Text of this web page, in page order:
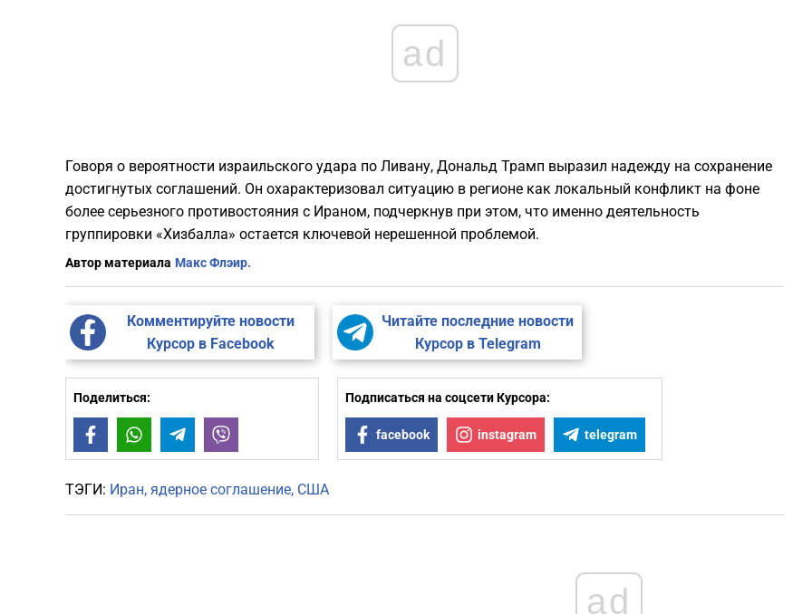
ad
Говоря о вероятности израильского удара по Ливану, Дональд Трамп выразил надежду на сохранение
достигнутых соглашений. Он охарактеризовал ситуацию в регионе как локальный конфликт на фоне
более серьезного противостояния с Ираном, подчеркнув при этом, что именно деятельность
группировки «Хизбалла» остается ключевой нерешенной проблемой.
Автор материала Макс Флэир.
Комментируйте новости
Курсор в Facebook
Читайте последние новости
Курсор в Telegram
Поделиться:
FacebookWhatsAppTelegram
Подписаться на соцсети Курсора:
facebook instagram telegram
ТЭГИ: Иран ядерное соглашение США
ad